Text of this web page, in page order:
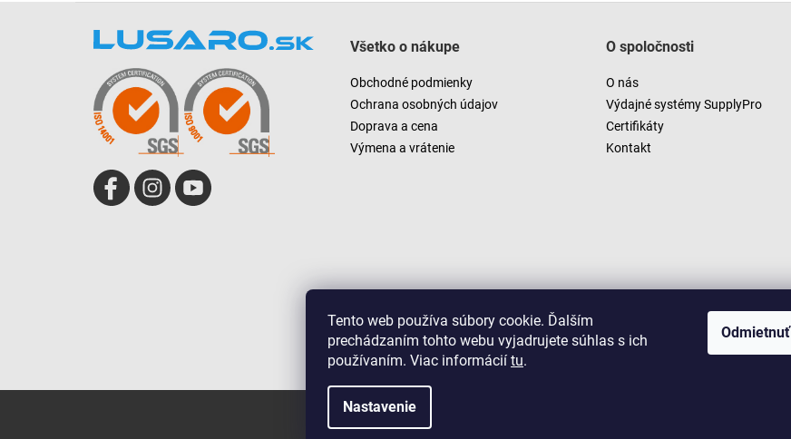
Tento web používa súbory cookie. Ďalším
prechádzaním tohto webu vyjadrujete súhlas s ich
používaním. Viac informácií tu.
Nastavenie
Odmietnuť
Všetko o nákupe
Obchodné podmienky
Ochrana osobných údajov
Doprava a cena
Výmena a vrátenie
O spoločnosti
O nás
Výdajné systémy SupplyPro
Certifikáty
Kontakt